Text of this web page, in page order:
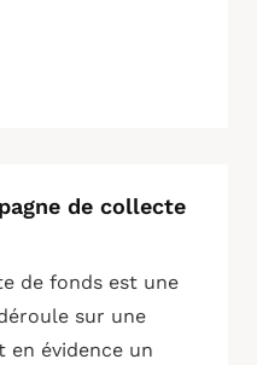
de collecte
de fonds est une
sur une
en évidence un